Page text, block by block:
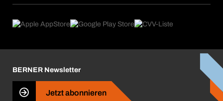
eProcurement
Produktfinder
Was uns antreibt
Business Conduct
BERNER Newsletter
Jetzt abonnieren